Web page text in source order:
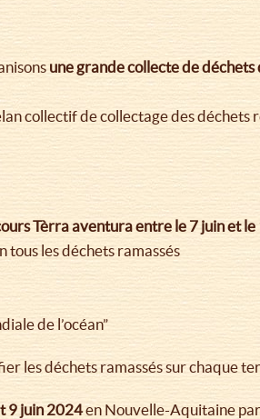
une grande collecte de
collectif de collectage des
Tèrra aventura entre le 7 juin et
tous les déchets ramassés
de l’océan”
les déchets ramassés sur chaque
9 juin 2024en Nouvelle-Aquitaine